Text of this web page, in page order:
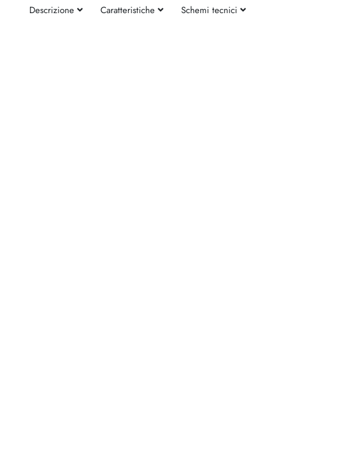
Descrizione
Caratteristiche Schemi tecnici